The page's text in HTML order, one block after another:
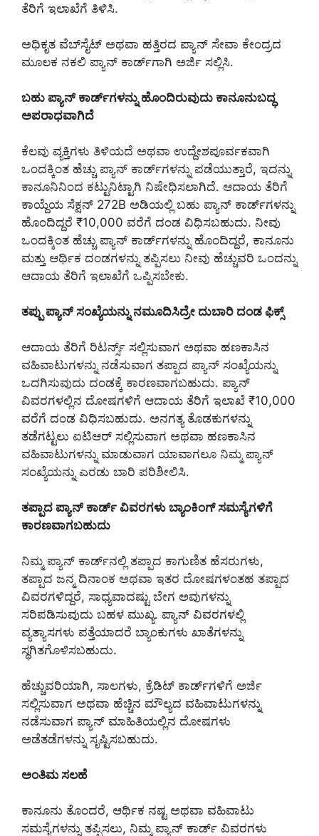
ತೆರಿಗೆ ಇಲಾಖೆಗೆ ತಿಳಿಸಿ.
ಅಧಿಕೃತ ವೆಬ್‌ಸೈಟ್ ಅಥವಾ ಹತ್ತಿರದ ಪ್ಯಾನ್ ಸೇವಾ ಕೇಂದ್ರದ
ಮೂಲಕ ನಕಲಿ ಪ್ಯಾನ್ ಕಾರ್ಡ್‌ಗಾಗಿ ಅರ್ಜಿ ಸಲ್ಲಿಸಿ.
ಬಹು ಪ್ಯಾನ್ ಕಾರ್ಡ್‌ಗಳನ್ನು ಹೊಂದಿರುವುದು ಕಾನೂನುಬದ್ಧ
ಅಪರಾಧವಾಗಿದೆ
ಕೆಲವು ವ್ಯಕ್ತಿಗಳು ತಿಳಿಯದೆ ಅಥವಾ ಉದ್ದೇಶಪೂರ್ವಕವಾಗಿ
ಒಂದಕ್ಕಿಂತ ಹೆಚ್ಚು ಪ್ಯಾನ್ ಕಾರ್ಡ್‌ಗಳನ್ನು ಪಡೆಯುತ್ತಾರೆ, ಇದನ್ನು
ಕಾನೂನಿನಿಂದ ಕಟ್ಟುನಿಟ್ಟಾಗಿ ನಿಷೇಧಿಸಲಾಗಿದೆ. ಆದಾಯ ತೆರಿಗೆ
ಕಾಯ್ದೆಯ ಸೆಕ್ಷನ್ 272B ಅಡಿಯಲ್ಲಿ ಬಹು ಪ್ಯಾನ್ ಕಾರ್ಡ್‌ಗಳನ್ನು
ಹೊಂದಿದ್ದರೆ ₹10,000 ವರೆಗೆ ದಂಡ ವಿಧಿಸಬಹುದು. ನೀವು
ಒಂದಕ್ಕಿಂತ ಹೆಚ್ಚು ಪ್ಯಾನ್ ಕಾರ್ಡ್‌ಗಳನ್ನು ಹೊಂದಿದ್ದರೆ, ಕಾನೂನು
ಮತ್ತು ಆರ್ಥಿಕ ದಂಡಗಳನ್ನು ತಪ್ಪಿಸಲು ನೀವು ಹೆಚ್ಚುವರಿ ಒಂದನ್ನು
ಆದಾಯ ತೆರಿಗೆ ಇಲಾಖೆಗೆ ಒಪ್ಪಿಸಬೇಕು.
ತಪ್ಪು ಪ್ಯಾನ್ ಸಂಖ್ಯೆಯನ್ನು ನಮೂದಿಸಿದ್ರೇ ದುಬಾರಿ ದಂಡ ಫಿಕ್ಸ್
ಆದಾಯ ತೆರಿಗೆ ರಿಟರ್ನ್ಸ್ ಸಲ್ಲಿಸುವಾಗ ಅಥವಾ ಹಣಕಾಸಿನ
ವಹಿವಾಟುಗಳನ್ನು ನಡೆಸುವಾಗ ತಪ್ಪಾದ ಪ್ಯಾನ್ ಸಂಖ್ಯೆಯನ್ನು
ಒದಗಿಸುವುದು ದಂಡಕ್ಕೆ ಕಾರಣವಾಗಬಹುದು. ಪ್ಯಾನ್
ವಿವರಗಳಲ್ಲಿನ ದೋಷಗಳಿಗೆ ಆದಾಯ ತೆರಿಗೆ ಇಲಾಖೆ ₹10,000
ವರೆಗೆ ದಂಡ ವಿಧಿಸಬಹುದು. ಅನಗತ್ಯ ತೊಡಕುಗಳನ್ನು
ತಡೆಗಟ್ಟಲು ಐಟಿಆರ್ ಸಲ್ಲಿಸುವಾಗ ಅಥವಾ ಹಣಕಾಸಿನ
ವಹಿವಾಟುಗಳನ್ನು ಮಾಡುವಾಗ ಯಾವಾಗಲೂ ನಿಮ್ಮ ಪ್ಯಾನ್
ಸಂಖ್ಯೆಯನ್ನು ಎರಡು ಬಾರಿ ಪರಿಶೀಲಿಸಿ.
ತಪ್ಪಾದ ಪ್ಯಾನ್ ಕಾರ್ಡ್ ವಿವರಗಳು ಬ್ಯಾಂಕಿಂಗ್ ಸಮಸ್ಯೆಗಳಿಗೆ
ಕಾರಣವಾಗಬಹುದು
ನಿಮ್ಮ ಪ್ಯಾನ್ ಕಾರ್ಡ್‌ನಲ್ಲಿ ತಪ್ಪಾದ ಕಾಗುಣಿತ ಹೆಸರುಗಳು,
ತಪ್ಪಾದ ಜನ್ಮ ದಿನಾಂಕ ಅಥವಾ ಇತರ ದೋಷಗಳಂತಹ ತಪ್ಪಾದ
ವಿವರಗಳಿದ್ದರೆ, ಸಾಧ್ಯವಾದಷ್ಟು ಬೇಗ ಅವುಗಳನ್ನು
ಸರಿಪಡಿಸುವುದು ಬಹಳ ಮುಖ್ಯ. ಪ್ಯಾನ್ ವಿವರಗಳಲ್ಲಿ
ವ್ಯತ್ಯಾಸಗಳು ಪತ್ತೆಯಾದರೆ ಬ್ಯಾಂಕುಗಳು ಖಾತೆಗಳನ್ನು
ಸ್ಥಗಿತಗೊಳಿಸಬಹುದು.
ಹೆಚ್ಚುವರಿಯಾಗಿ, ಸಾಲಗಳು, ಕ್ರೆಡಿಟ್ ಕಾರ್ಡ್‌ಗಳಿಗೆ ಅರ್ಜಿ
ಸಲ್ಲಿಸುವಾಗ ಅಥವಾ ಹೆಚ್ಚಿನ ಮೌಲ್ಯದ ವಹಿವಾಟುಗಳನ್ನು
ನಡೆಸುವಾಗ ಪ್ಯಾನ್ ಮಾಹಿತಿಯಲ್ಲಿನ ದೋಷಗಳು
ಅಡೆತಡೆಗಳನ್ನು ಸೃಷ್ಟಿಸಬಹುದು.
ಅಂತಿಮ ಸಲಹೆ
ಕಾನೂನು ತೊಂದರೆ, ಆರ್ಥಿಕ ನಷ್ಟ ಅಥವಾ ವಹಿವಾಟು
ಸಮಸ್ಯೆಗಳನ್ನು ತಪ್ಪಿಸಲು, ನಿಮ್ಮ ಪ್ಯಾನ್ ಕಾರ್ಡ್ ವಿವರಗಳು